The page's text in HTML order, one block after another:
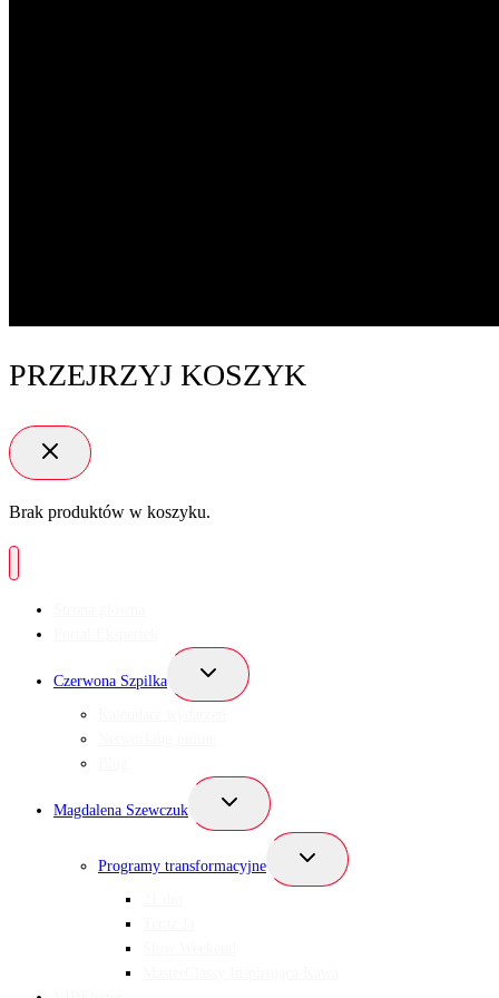
PRZEJRZYJ KOSZYK
Brak produktów w koszyku.
Czerwona Szpilka
Przełącz
podrzędne
Magdalena Szewczuk
Przełącz
podrzędne
Programy transformacyjne
Przełącz
podrzędne